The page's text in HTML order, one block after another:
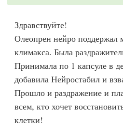
Здравствуйте!
Олеопрен нейро поддержал
климакса. Была
Принимала по 1 капсуле в
добавила Нейростабил и
Прошло и раздражение и
всем, кто хочет
клетки!